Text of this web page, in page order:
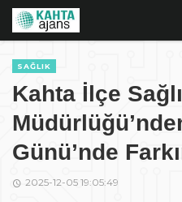
SAĞLIK
Kahta İlçe
Günü’nde
2025-12-05 19:05:49